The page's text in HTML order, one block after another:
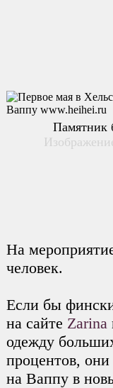
Памятник
На
человек.
Если бы
на сайте Zarina
одежду
процентов,
на Ваппу в